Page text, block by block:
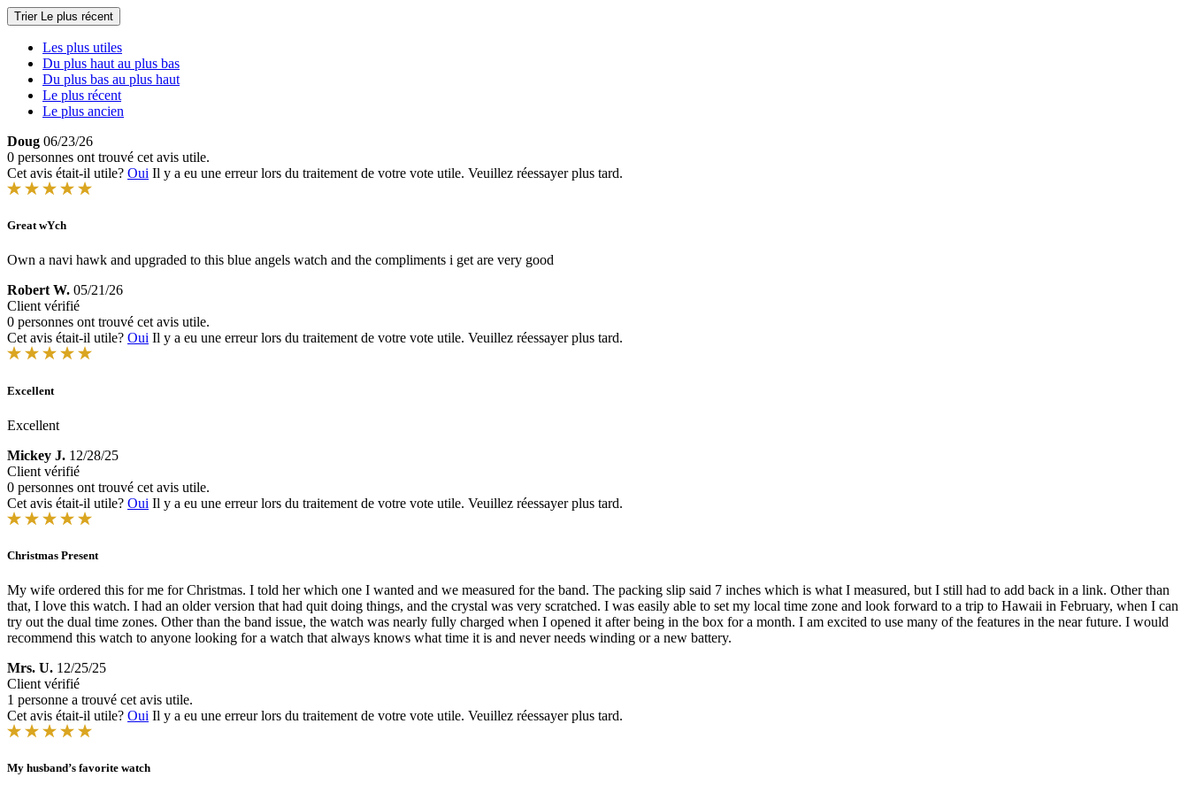
Trier Le plus récent
Les plus utiles
Du plus haut au plus bas
Du plus bas au plus haut
Le plus récent
Le plus ancien
Doug 06/23/26
0 personnes ont trouvé cet avis utile.
Cet avis était-il utile? Oui Il y a eu une erreur lors du traitement de votre vote utile. Veuillez réessayer plus tard.
Great wYch
Own a navi hawk and upgraded to this blue angels watch and the compliments i get are very good
Robert W. 05/21/26
Client vérifié
0 personnes ont trouvé cet avis utile.
Cet avis était-il utile? Oui Il y a eu une erreur lors du traitement de votre vote utile. Veuillez réessayer plus tard.
Excellent
Excellent
Mickey J. 12/28/25
Client vérifié
0 personnes ont trouvé cet avis utile.
Cet avis était-il utile? Oui Il y a eu une erreur lors du traitement de votre vote utile. Veuillez réessayer plus tard.
Christmas Present
My wife ordered this for me for Christmas. I told her which one I wanted and we measured for the band. The packing slip said 7 inches which is what I measured, but I still had to add back in a link. Other than
that, I love this watch. I had an older version that had quit doing things, and the crystal was very scratched. I was easily able to set my local time zone and look forward to a trip to Hawaii in February, when I can
try out the dual time zones. Other than the band issue, the watch was nearly fully charged when I opened it after being in the box for a month. I am excited to use many of the features in the near future. I would
recommend this watch to anyone looking for a watch that always knows what time it is and never needs winding or a new battery.
Mrs. U. 12/25/25
Client vérifié
1 personne a trouvé cet avis utile.
Cet avis était-il utile? Oui Il y a eu une erreur lors du traitement de votre vote utile. Veuillez réessayer plus tard.
My husband’s favorite watch